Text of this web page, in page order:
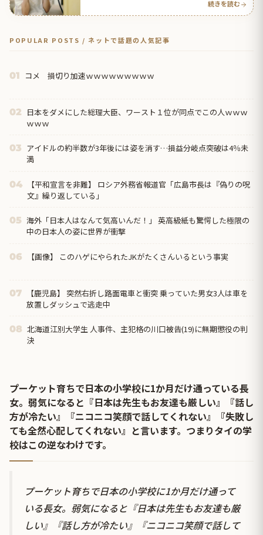
続きを読む
POPULAR POSTS / ネットで話題の人気記事
01 コメ 損切り加速ｗｗｗｗｗｗｗｗｗ
02
日本をダメにした総理大臣、ワースト１位が同点でこの人ｗｗｗ
ｗｗｗ
03 アイドルの約半数が3年後には姿を消す…損益分岐点突破は4％未
満
04
【平和宣言を非難】 ロシア外務省報道官「広島市長は『偽りの呪
文』繰り返している」
05 海外「日本人はなんて気高いんだ！」 英高級紙も驚愕した極限の
中の日本人の姿に世界が衝撃
06 【画像】 このハゲにやられたJKがたくさんいるという事実
07
【鹿児島】 突然右折し路面電車と衝突 乗っていた男女3人は車を
放置しダッシュで逃走中
08 北海道江別大学生 人事件、主犯格の川口被告(19)に無期懲役の判
決
プーケット育ちで日本の小学校に1か月だけ通っている長
女。弱気になると『日本は先生もお友達も厳しい』『話し
方が冷たい』『ニコニコ笑顔で話してくれない』『失敗し
ても全然心配してくれない』と言います。つまりタイの学
校はこの逆なわけです。
プーケット育ちで日本の小学校に1か月だけ通って
いる長女。弱気になると『日本は先生もお友達も厳
しい』『話し方が冷たい』『ニコニコ笑顔で話して